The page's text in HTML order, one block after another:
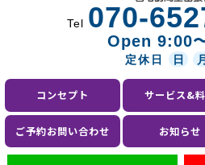
Tel 070-
Open 9:00
定休日 日 月
コンセプト サービス&
ご予約お問い合わせ お知らせ